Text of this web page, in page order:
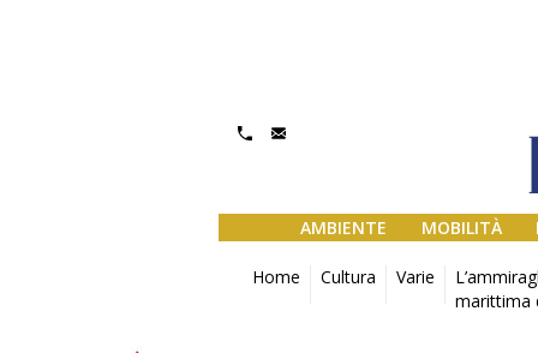
AMBIENTE MOBILITÀ
Home Cultura Varie
marittima